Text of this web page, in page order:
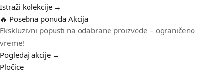
Istraži kolekcije →
🔥 Posebna ponuda Akcija
Ekskluzivni popusti na odabrane proizvode – ograničeno
vreme!
Pogledaj akcije →
Pločice